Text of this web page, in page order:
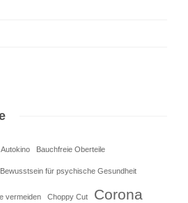
Autokino Bauchfreie Oberteile
Bewusstsein für psychische Gesundheit
vermeiden Choppy Cut Corona